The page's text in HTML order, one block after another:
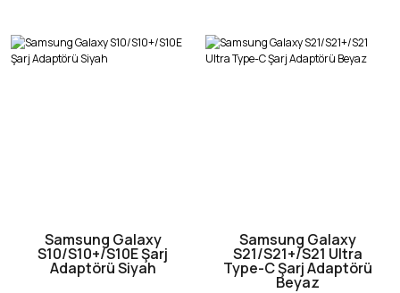
Samsung Galaxy
S10/S10+/S10E Şarj
Adaptörü Siyah
Samsung Galaxy
S21/S21+/S21 Ultra
Type-C Şarj Adaptörü
Beyaz